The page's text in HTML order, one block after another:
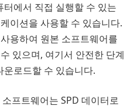
에서 직접 실행할 수 있는
이션을 사용할 수 있습니다.
용하여 원본 소프트웨어를
있으며, 여기서 안전한 단계
운로드할 수 있습니다.
프트웨어는 SPD 데이터로